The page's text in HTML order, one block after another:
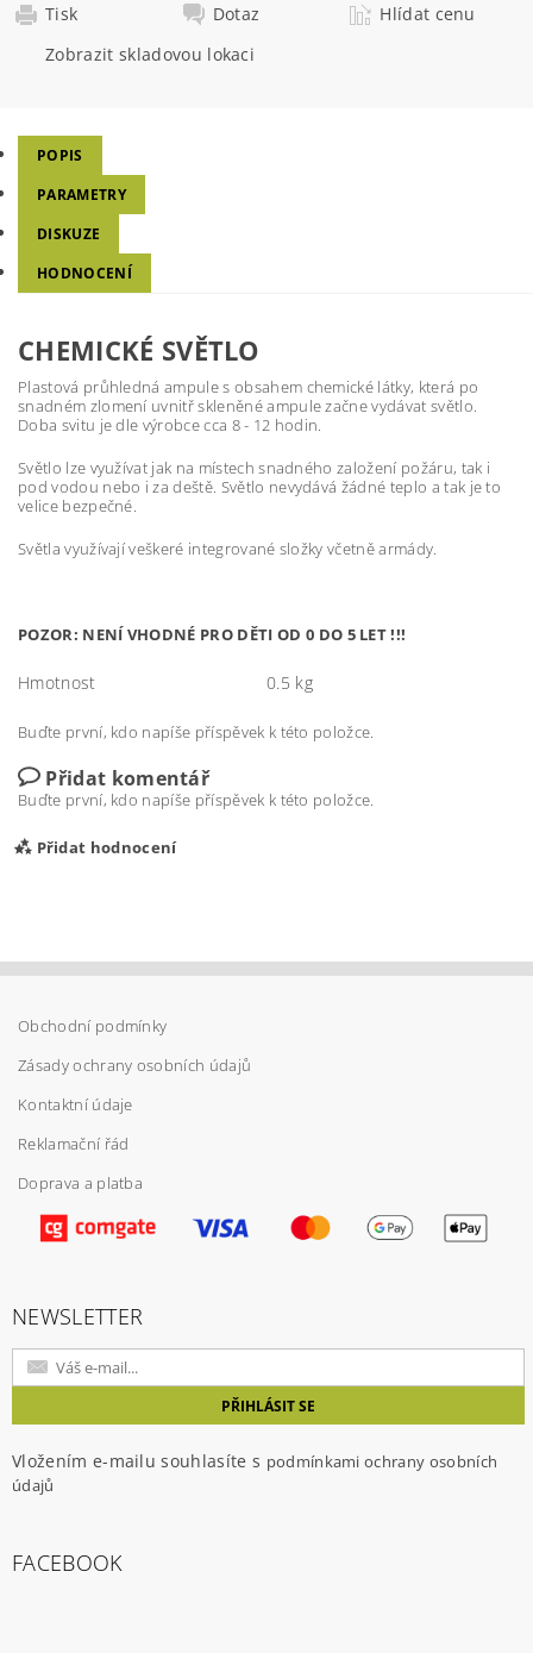
Tisk
Dotaz
Hlídat cenu
Zobrazit skladovou lokaci
POPIS
PARAMETRY
DISKUZE
HODNOCENÍ
CHEMICKÉ SVĚTLO
Plastová průhledná ampule s obsahem chemické látky, která po
snadném zlomení uvnitř skleněné ampule začne vydávat světlo.
Doba svitu je dle výrobce cca 8 - 12 hodin.
Světlo lze využívat jak na místech snadného založení požáru, tak i
pod vodou nebo i za deště. Světlo nevydává žádné teplo a tak je to
velice bezpečné.
Světla využívají veškeré integrované složky včetně armády.
POZOR: NENÍ VHODNÉ PRO DĚTI OD 0 DO 5 LET !!!
Hmotnost 0.5 kg
Buďte první, kdo napíše příspěvek k této položce.
Přidat komentář
Buďte první, kdo napíše příspěvek k této položce.
Přidat hodnocení
Vložením hodnocení souhlasíte spodmínkami
ochrany osobních údajů
Obchodní podmínky
Zásady ochrany osobních údajů
Kontaktní údaje
Reklamační řád
Doprava a platba
NEWSLETTER
Vložením e-mailu souhlasíte s podmínkami ochrany osobních
údajů
FACEBOOK